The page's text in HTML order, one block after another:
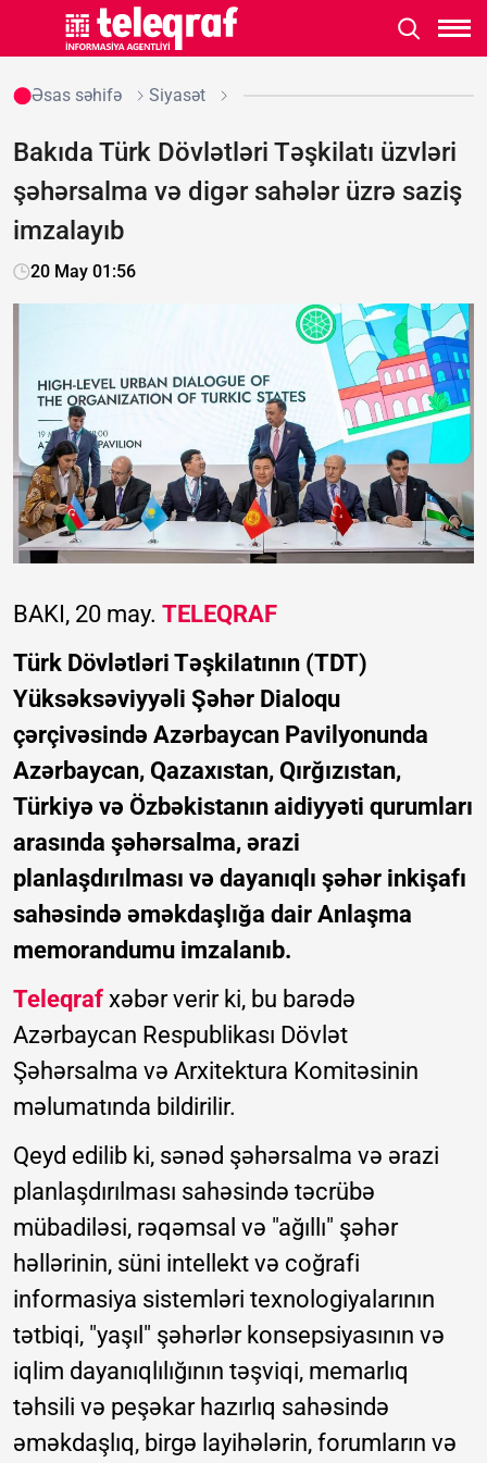
Əsas səhifə Siyasət
Bakıda Türk Dövlətləri Təşkilatı üzvləri
şəhərsalma və digər sahələr üzrə saziş
imzalayıb
20 May 01:56
BAKI, 20 may. TELEQRAF
Türk Dövlətləri Təşkilatının (TDT)
Yüksəksəviyyəli Şəhər Dialoqu
çərçivəsində Azərbaycan Pavilyonunda
Azərbaycan, Qazaxıstan, Qırğızıstan,
Türkiyə və Özbəkistanın aidiyyəti qurumları
arasında şəhərsalma, ərazi
planlaşdırılması və dayanıqlı şəhər inkişafı
sahəsində əməkdaşlığa dair Anlaşma
memorandumu imzalanıb.
Teleqraf xəbər verir ki, bu barədə
Azərbaycan Respublikası Dövlət
Şəhərsalma və Arxitektura Komitəsinin
məlumatında bildirilir.
Qeyd edilib ki, sənəd şəhərsalma və ərazi
planlaşdırılması sahəsində təcrübə
mübadiləsi, rəqəmsal və "ağıllı" şəhər
həllərinin, süni intellekt və coğrafi
informasiya sistemləri texnologiyalarının
tətbiqi, "yaşıl" şəhərlər konsepsiyasının və
iqlim dayanıqlılığının təşviqi, memarlıq
təhsili və peşəkar hazırlıq sahəsində
əməkdaşlıq, birgə layihələrin, forumların və